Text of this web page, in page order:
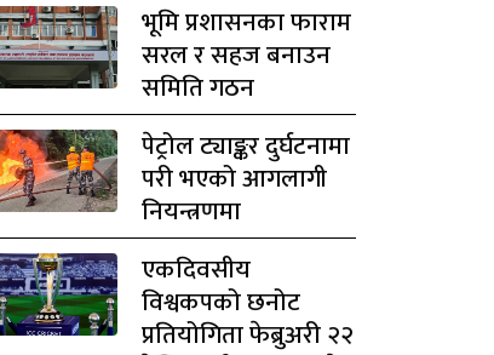
भूमि प्रशासनका फाराम
सरल र सहज बनाउन
समिति गठन
पेट्रोल ट्याङ्कर दुर्घटनामा
परी भएको आगलागी
नियन्त्रणमा
एकदिवसीय
विश्वकपको छनोट
प्रतियोगिता फेब्रुअरी २२